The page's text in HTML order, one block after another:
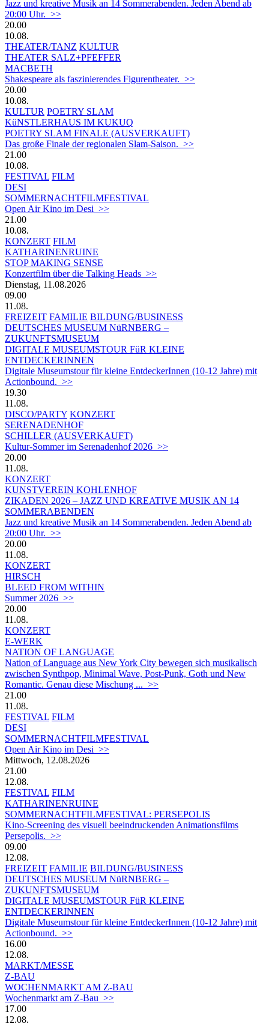
Jazz und kreative Musik an 14 Sommerabenden. Jeden Abend ab
20:00 Uhr. >>
20.00
10.08.
THEATER/TANZ KULTUR
THEATER SALZ+PFEFFER
MACBETH
Shakespeare als faszinierendes Figurentheater. >>
20.00
10.08.
KULTUR POETRY SLAM
KüNSTLERHAUS IM KUKUQ
POETRY SLAM FINALE (AUSVERKAUFT)
Das große Finale der regionalen Slam-Saison. >>
21.00
10.08.
FESTIVAL FILM
DESI
SOMMERNACHTFILMFESTIVAL
Open Air Kino im Desi >>
21.00
10.08.
KONZERT FILM
KATHARINENRUINE
STOP MAKING SENSE
Konzertfilm über die Talking Heads >>
Dienstag, 11.08.2026
09.00
11.08.
FREIZEIT FAMILIE BILDUNG/BUSINESS
DEUTSCHES MUSEUM NüRNBERG –
ZUKUNFTSMUSEUM
DIGITALE MUSEUMSTOUR FüR KLEINE
ENTDECKERINNEN
Digitale Museumstour für kleine EntdeckerInnen (10-12 Jahre) mit
Actionbound. >>
19.30
11.08.
DISCO/PARTY KONZERT
SERENADENHOF
SCHILLER (AUSVERKAUFT)
Kultur-Sommer im Serenadenhof 2026 >>
20.00
11.08.
KONZERT
KUNSTVEREIN KOHLENHOF
ZIKADEN 2026 – JAZZ UND KREATIVE MUSIK AN 14
SOMMERABENDEN
Jazz und kreative Musik an 14 Sommerabenden. Jeden Abend ab
20:00 Uhr. >>
20.00
11.08.
KONZERT
HIRSCH
BLEED FROM WITHIN
Summer 2026 >>
20.00
11.08.
KONZERT
E-WERK
NATION OF LANGUAGE
Nation of Language aus New York City bewegen sich musikalisch
zwischen Synthpop, Minimal Wave, Post-Punk, Goth und New
Romantic. Genau diese Mischung ... >>
21.00
11.08.
FESTIVAL FILM
DESI
SOMMERNACHTFILMFESTIVAL
Open Air Kino im Desi >>
Mittwoch, 12.08.2026
21.00
12.08.
FESTIVAL FILM
KATHARINENRUINE
SOMMERNACHTFILMFESTIVAL: PERSEPOLIS
Kino-Screening des visuell beeindruckenden Animationsfilms
Persepolis. >>
09.00
12.08.
FREIZEIT FAMILIE BILDUNG/BUSINESS
DEUTSCHES MUSEUM NüRNBERG –
ZUKUNFTSMUSEUM
DIGITALE MUSEUMSTOUR FüR KLEINE
ENTDECKERINNEN
Digitale Museumstour für kleine EntdeckerInnen (10-12 Jahre) mit
Actionbound. >>
16.00
12.08.
MARKT/MESSE
Z-BAU
WOCHENMARKT AM Z-BAU
Wochenmarkt am Z-Bau >>
17.00
12.08.